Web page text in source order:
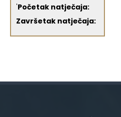
'Početak natječaja:
Završetak natječaja: